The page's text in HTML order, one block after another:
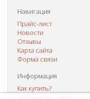
Навигация
Прайс-лист
Новости
Отзывы
Карта сайта
Форма связи
Информация
Как купить?